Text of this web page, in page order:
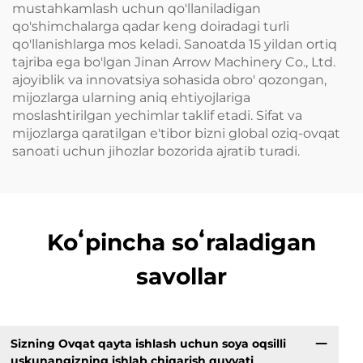
mustahkamlash uchun qo'llaniladigan
qo'shimchalarga qadar keng doiradagi turli
qo'llanishlarga mos keladi. Sanoatda 15 yildan ortiq
tajriba ega bo'lgan Jinan Arrow Machinery Co., Ltd.
ajoyiblik va innovatsiya sohasida obro' qozongan,
mijozlarga ularning aniq ehtiyojlariga
moslashtirilgan yechimlar taklif etadi. Sifat va
mijozlarga qaratilgan e'tibor bizni global oziq-ovqat
sanoati uchun jihozlar bozorida ajratib turadi.
Koʻpincha soʻraladigan
savollar
Sizning Ovqat qayta ishlash uchun soya oqsilli